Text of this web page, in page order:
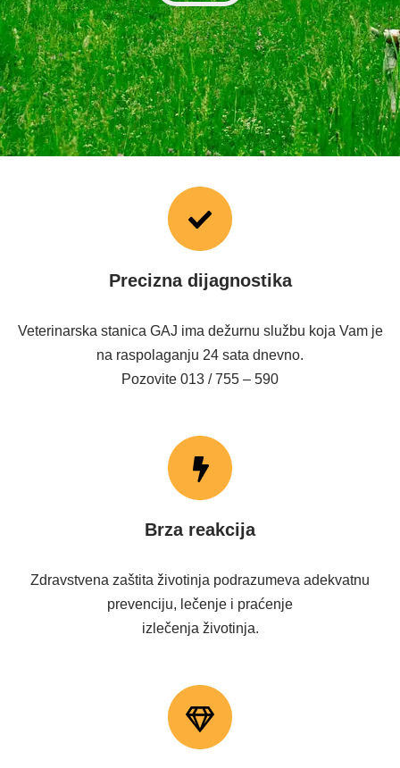
Precizna dijagnostika
Veterinarska stanica GAJ ima dežurnu službu koja Vam je
na raspolaganju 24 sata dnevno.
Pozovite 013 / 755 – 590
Brza reakcija
Zdravstvena zaštita životinja podrazumeva adekvatnu
prevenciju, lečenje i praćenje
izlečenja životinja.